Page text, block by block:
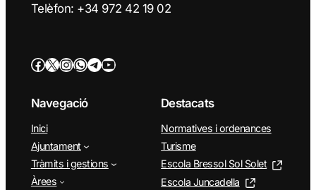
Telèfon: +34 972 42 19 02
Facebook Twitter/X InstagramWhatsApp TelegramYouTube
Navegació
Inici
Ajuntament
Tràmits i gestions
Àrees
Destacats
Normatives i ordenances
Turisme
Escola Bressol Sol Solet
Escola Juncadella